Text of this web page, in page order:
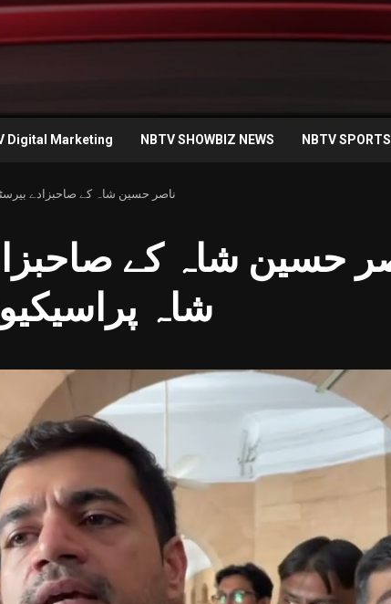
Digital Marketing NBTV SHOWBIZ NEWS NBTV
ناصر حسین شاہ کے صاحبزادے
حسین شاہ کے
شاہ